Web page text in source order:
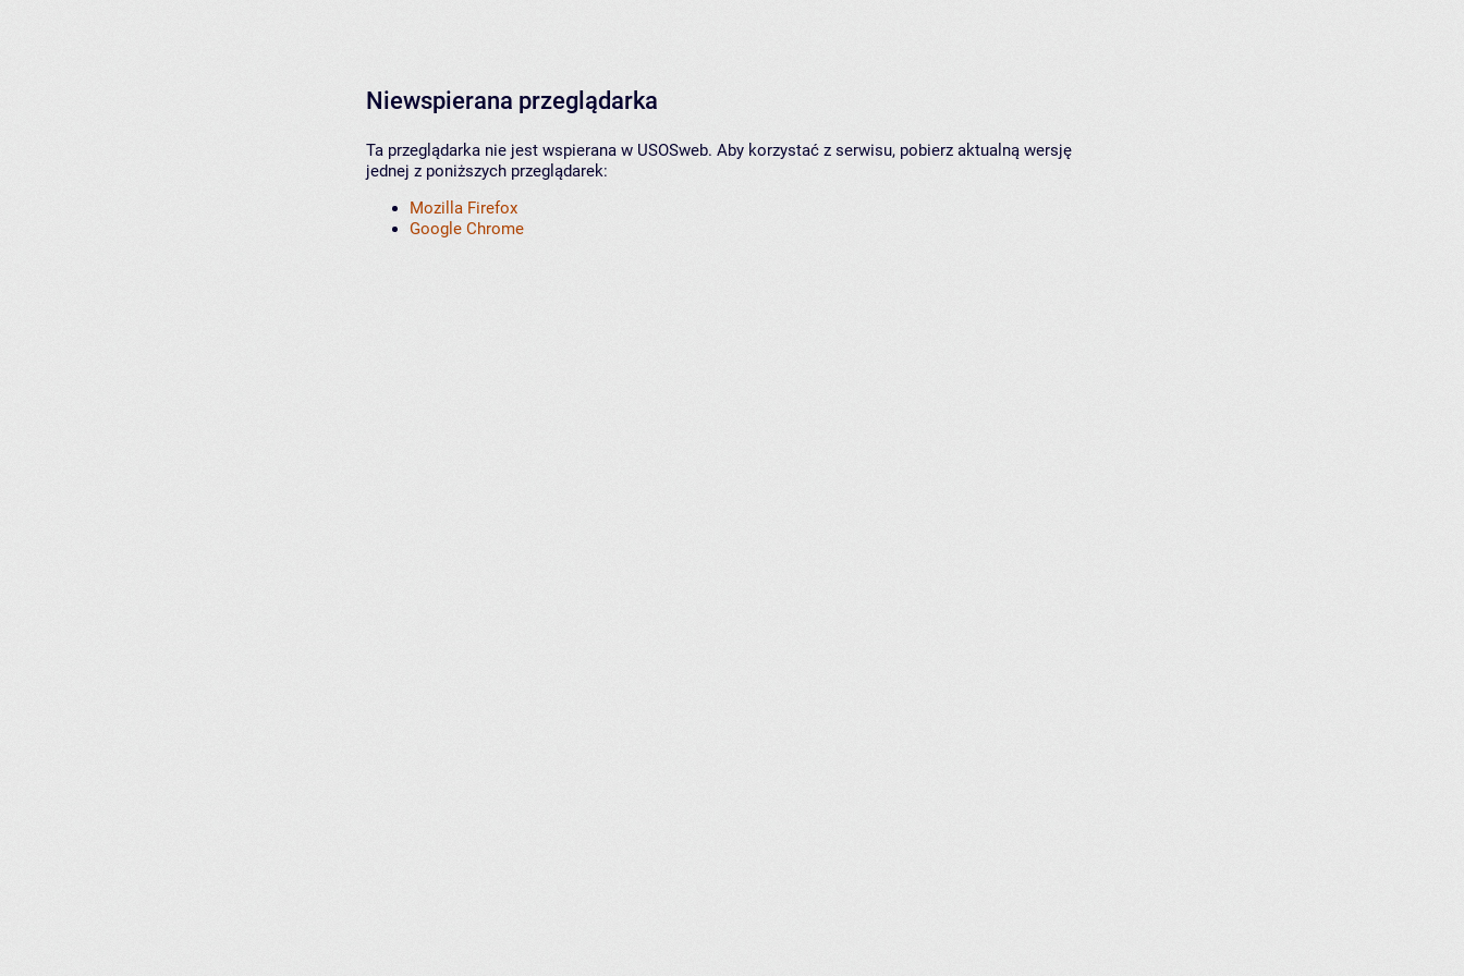
Niewspierana przeglądarka
Ta przeglądarka nie jest wspierana w USOSweb. Aby korzystać z serwisu, pobierz aktualną wersję
jednej z poniższych przeglądarek:
Mozilla Firefox
Google Chrome